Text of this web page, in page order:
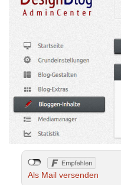
Als Mail versenden